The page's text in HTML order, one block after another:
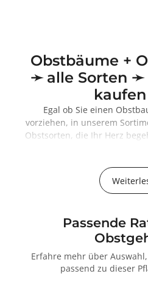
Obstbäume +
➛ alle Sorten ➛
Egal ob Sie einen
vorziehen, in unserem
Obstsorten, die Ihr Herz
und Fruchtfarben auch
Obstgehölze wachsen
ernten zu
Unser Sortiment an
wohlschmeckenden
umfangreich. Bei uns
altbewährte, traditionelle,
Passende
Erfahre mehr über
passend zu dieser